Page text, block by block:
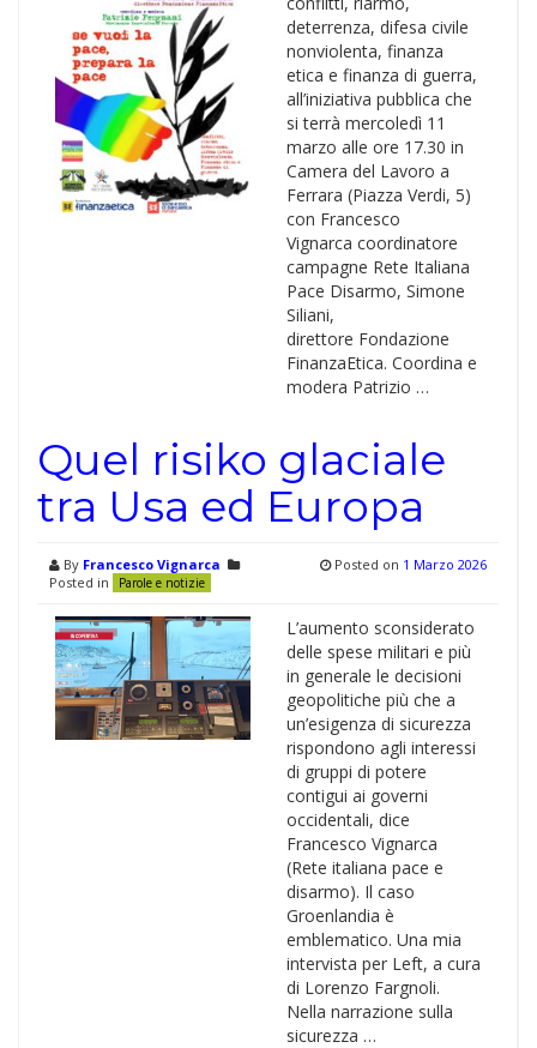
deterrenza, difesa civile
nonviolenta, finanza
etica e finanza di guerra,
all’iniziativa pubblica che
si terrà mercoledì 11
marzo alle ore 17.30 in
Camera del Lavoro a
Ferrara (Piazza Verdi, 5)
con Francesco
Vignarca coordinatore
campagne Rete Italiana
Pace Disarmo, Simone
Siliani,
direttore Fondazione
FinanzaEtica. Coordina e
modera Patrizio …
Quel risiko glaciale
tra Usa ed Europa
By Francesco Vignarca
Posted in
Parole e notizie
Posted on 1 Marzo 2026
L’aumento sconsiderato
delle spese militari e più
in generale le decisioni
geopolitiche più che a
un’esigenza di sicurezza
rispondono agli interessi
di gruppi di potere
contigui ai governi
occidentali, dice
Francesco Vignarca
(Rete italiana pace e
disarmo). Il caso
Groenlandia è
emblematico. Una mia
intervista per Left, a cura
di Lorenzo Fargnoli.
Nella narrazione sulla
sicurezza …